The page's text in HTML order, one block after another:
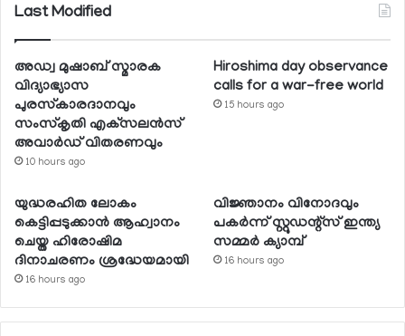
Last Modified
അഡ്വ മുഷാബ് സ്മാരക
വിദ്യാഭ്യാസ
പുരസ്‌കാരദാനവും
സംസ്‌കൃതി എക്‌സലന്‍സ്
അവാര്‍ഡ് വിതരണവും
10 hours ago
Hiroshima day observance
calls for a war-free world
15 hours ago
യുദ്ധരഹിത ലോകം
കെട്ടിപ്പടുക്കാന്‍ ആഹ്വാനം
ചെയ്ത ഹിരോഷിമ
ദിനാചരണം ശ്രദ്ധേയമായി
16 hours ago
വിജ്ഞാനം വിനോദവും
പകര്‍ന്ന് സ്റ്റുഡന്റ്‌സ് ഇന്ത്യ
സമ്മര്‍ ക്യാമ്പ്
16 hours ago